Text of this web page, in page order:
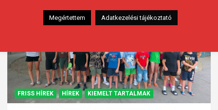
FRISS HÍREK HÍREK KIEMELT TARTALMAK
Megértettem Adatkezelési tájékoztató